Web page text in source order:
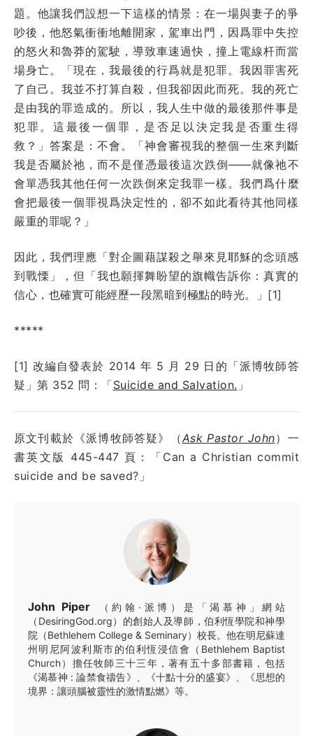
題。他讓我們設想一下這樣的情景：在一場與妻子的爭
吵後，他怒氣衝衝地離開家，駕車出門，因爲罪中失控
的怒火和魯莽的駕駛，導致車速過快，撞上電線杆而當
場身亡。「現在，我最後的行爲就是犯罪。我因罪害死
了自己。我並不打算自殺，但我卻因此而死。我的死亡
是由我的罪造成的。所以，我人生中做的最後那件事是
犯罪。這最後一個罪，是否足以決定我是否重生得
救？」答案是：不會。「神會審視我的整個一生來判斷
我是否屬於祂，而不是僅憑最後這次跌倒——就像祂不
會單憑我其他任何一次跌倒來定我罪一樣 。我們爲什麼
會把最後一個罪視爲決定性的，卻不如此看待其他同樣
嚴重的罪呢？」
因此，我們理應「對企圖藉謀殺之舉來見耶穌的念頭感
到戰慄」，但「我也願揮舞盼望的旗幟告訴你：真實的
信心，也確實可能經歷一段黑暗到極點的時光。」[1]
*****
[1] 改編自發表於 2014 年 5 月 29 日 的「派博牧師答
疑」第 352 問： 「Suicide and Salvation. 」
原文刊載於《派博牧師答疑》（Ask Pastor John）一
書英文版 445-447 頁：「Can a Christian commit
suicide and be saved?」
John Piper
（約翰·派博）是「渴慕神」網站
（DesiringGod.org）的創始人及導師，伯利恆學院和神學
院（Bethlehem College & Seminary）校長。他在明尼蘇達
州明尼阿波利斯市的伯利恆浸信會（Bethlehem Baptist
Church）擔任牧師三十三年，著有五十多部書籍，包括
《渴慕神 : 論禁食禱告》、《十點十分的盛宴》、《思想的
境界：讓頭腦被靈性的激情點燃》等。